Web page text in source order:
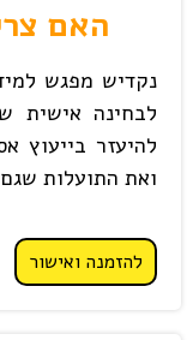
האם
נקדיש מפגש
לבחינה אישית
להיעזר בייעוץ
ואת התועלות
להזמנה ואישור